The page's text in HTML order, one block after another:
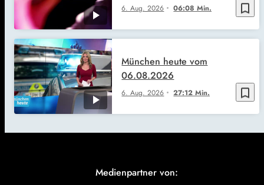
bookmark_border
6. Aug. 2026 06:08 Min.
bookmark_border
6. Aug. 2026 27:12 Min.
München heute vom
06.08.2026
Medienpartner von: